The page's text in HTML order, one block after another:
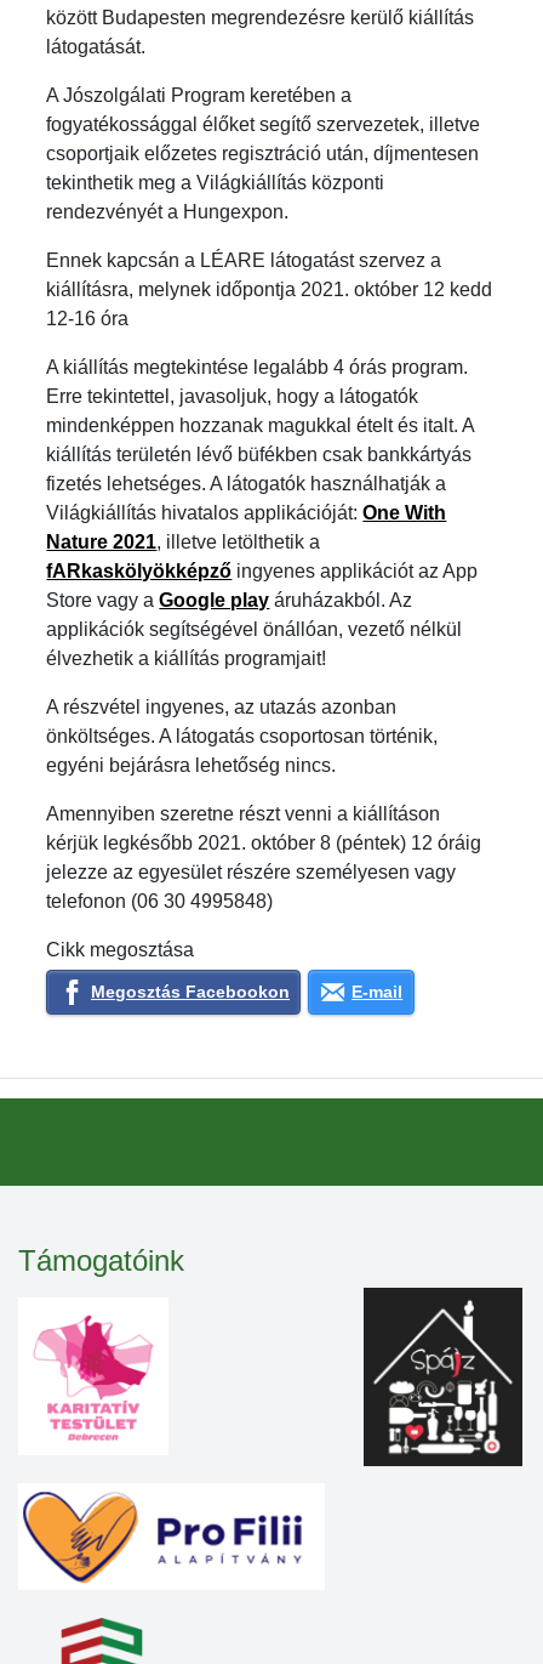
között Budapesten megrendezésre kerülő kiállítás
látogatását.
A Jószolgálati Program keretében a
fogyatékossággal élőket segítő szervezetek, illetve
csoportjaik előzetes regisztráció után, díjmentesen
tekinthetik meg a Világkiállítás központi
rendezvényét a Hungexpon.
Ennek kapcsán a LÉARE látogatást szervez a
kiállításra, melynek időpontja 2021. október 12 kedd
12-16 óra
A kiállítás megtekintése legalább 4 órás program.
Erre tekintettel, javasoljuk, hogy a látogatók
mindenképpen hozzanak magukkal ételt és italt. A
kiállítás területén lévő büfékben csak bankkártyás
fizetés lehetséges. A látogatók használhatják a
Világkiállítás hivatalos applikációját:One With
Nature 2021, illetve letölthetik a
fARkaskölyökképző ingyenes applikációt az App
Store vagy aGoogle play áruházakból. Az
applikációk segítségével önállóan, vezető nélkül
élvezhetik a kiállítás programjait!
A részvétel ingyenes, az utazás azonban
önköltséges. A látogatás csoportosan történik,
egyéni bejárásra lehetőség nincs.
Amennyiben szeretne részt venni a kiállításon
kérjük legkésőbb 2021. október 8 (péntek) 12 óráig
jelezze az egyesület részére személyesen vagy
telefonon (06 30 4995848)
Cikk megosztása
Megosztás Facebookon E-mail
Támogatóink